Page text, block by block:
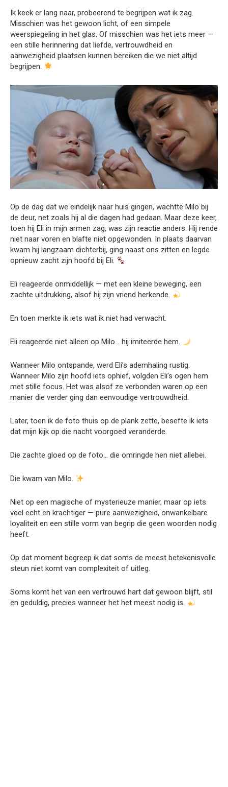
Ik keek er lang naar, probeerend te begrijpen wat ik zag.
Misschien was het gewoon licht, of een simpele
weerspiegeling in het glas. Of misschien was het iets meer —
een stille herinnering dat liefde, vertrouwdheid en
aanwezigheid plaatsen kunnen bereiken die we niet altijd
begrijpen.
Op de dag dat we eindelijk naar huis gingen, wachtte Milo bij
de deur, net zoals hij al die dagen had gedaan. Maar deze keer,
toen hij Eli in mijn armen zag, was zijn reactie anders. Hij rende
niet naar voren en blafte niet opgewonden. In plaats daarvan
kwam hij langzaam dichterbij, ging naast ons zitten en legde
opnieuw zacht zijn hoofd bij Eli.
Eli reageerde onmiddellijk — met een kleine beweging, een
zachte uitdrukking, alsof hij zijn vriend herkende.
En toen merkte ik iets wat ik niet had verwacht.
Eli reageerde niet alleen op Milo… hij imiteerde hem.
Wanneer Milo ontspande, werd Eli’s ademhaling rustig.
Wanneer Milo zijn hoofd iets ophief, volgden Eli’s ogen hem
met stille focus. Het was alsof ze verbonden waren op een
manier die verder ging dan eenvoudige vertrouwdheid.
Later, toen ik de foto thuis op de plank zette, besefte ik iets
dat mijn kijk op die nacht voorgoed veranderde.
Die zachte gloed op de foto… die omringde hen niet allebei.
Die kwam van Milo.
Niet op een magische of mysterieuze manier, maar op iets
veel echt en krachtiger — pure aanwezigheid, onwankelbare
loyaliteit en een stille vorm van begrip die geen woorden nodig
heeft.
Op dat moment begreep ik dat soms de meest betekenisvolle
steun niet komt van complexiteit of uitleg.
Soms komt het van een vertrouwd hart dat gewoon blijft, stil
en geduldig, precies wanneer het het meest nodig is.